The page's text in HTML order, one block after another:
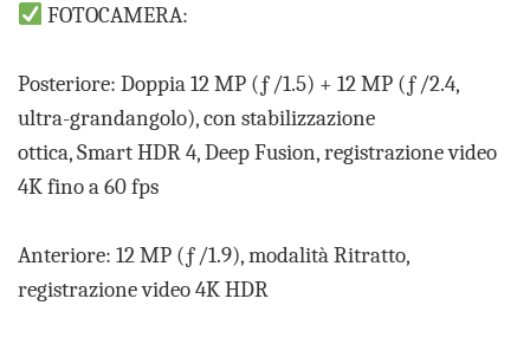
FOTOCAMERA:
Posteriore: Doppia 12 MP (ƒ/1.5) + 12 MP (ƒ/2.4,
ultra-grandangolo), con stabilizzazione
ottica, Smart HDR 4, Deep Fusion, registrazione video
4K fino a 60 fps
Anteriore: 12 MP (ƒ/1.9), modalità Ritratto,
registrazione video 4K HDR